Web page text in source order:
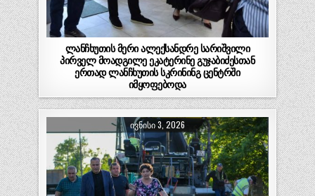
ლანჩხუთის მერი ალექსანდრე სარიშვილი
პირველ მოადგილე ეკატერინე გუჯაბიძესთან
ერთად ლანჩხუთის სკრინინგ ცენტრში
იმყოფებოდა
ლანჩხუთის მუნიციპალიტეტის მერი ალექსანდრე
სარიშვილი პირველ მოადგილე ეკატერინე
გუჯაბიძესთან ერთად ლანჩხუთის სკრინინგ
ცენტრში დაავადებათა კონტროლისა…
ᲘᲕᲜᲘᲡᲘ 3, 2026